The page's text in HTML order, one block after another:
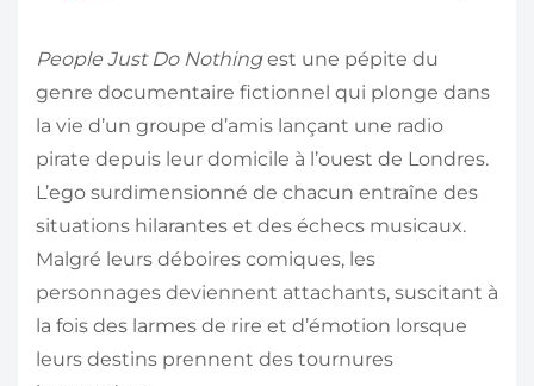
People Just Do Nothingest une pépite du
genre documentaire fictionnel qui plonge dans
la vie d’un groupe d’amis lançant une radio
pirate depuis leur domicile à l’ouest de Londres.
L’ego surdimensionné de chacun entraîne des
situations hilarantes et des échecs musicaux.
Malgré leurs déboires comiques, les
personnages deviennent attachants, suscitant à
la fois des larmes de rire et d’émotion lorsque
leurs destins prennent des tournures